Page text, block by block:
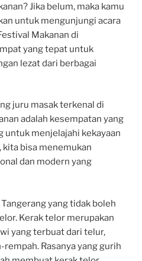
Jika belum, maka kamu
untuk mengunjungi acara
Makanan di
yang tepat untuk
lezat dari berbagai
juru masak terkenal di
adalah kesempatan yang
untuk menjelajahi kekayaan
kita bisa menemukan
dan modern yang
yang tidak boleh
Kerak telor merupakan
yang terbuat dari telur,
rempah. Rasanya yang gurih